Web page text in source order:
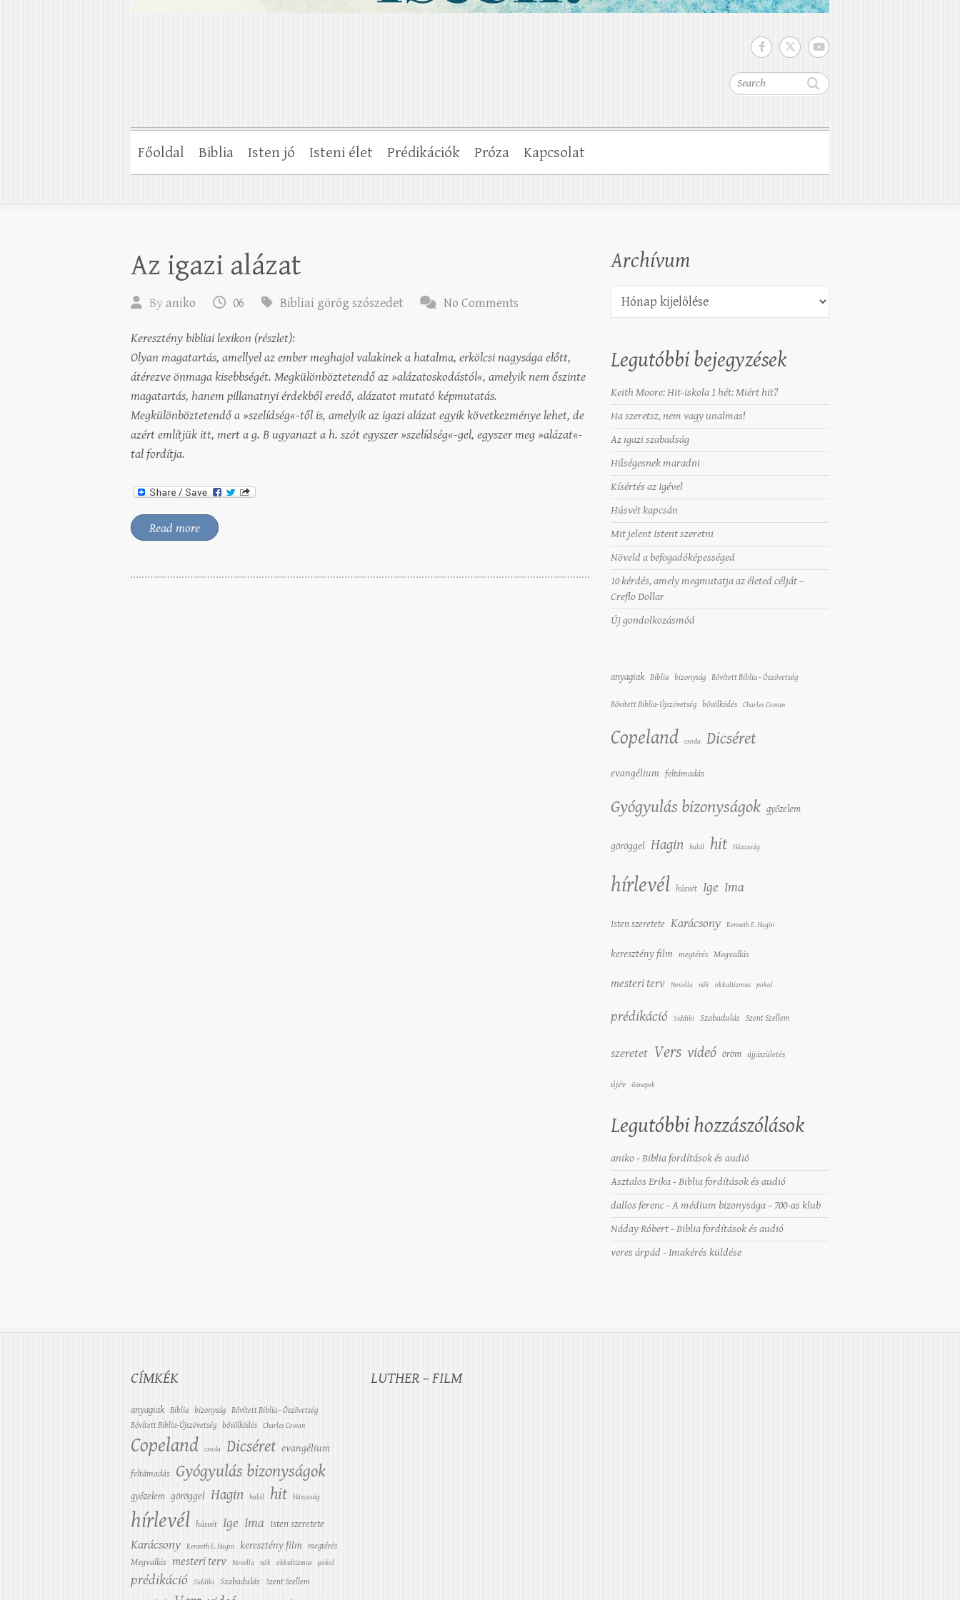
Search
Főoldal Biblia Isten jó Isteni élet Prédikációk Próza Kapcsolat
Az igazi alázat
By aniko 06 Bibliai görög szószedet No Comments
Keresztény bibliai lexikon (részlet):
Olyan magatartás, amellyel az ember meghajol valakinek a hatalma, erkölcsi nagysága előtt,
átérezve önmaga kisebbségét. Megkülönböztetendő az »alázatoskodástól«, amelyik nem őszinte
magatartás, hanem pillanatnyi érdekből eredő, alázatot mutató képmutatás.
Megkülönböztetendő a »szelídség«-től is, amelyik az igazi alázat egyik következménye lehet, de
azért említjük itt, mert a g. B ugyanazt a h. szót egyszer »szelídség«-gel, egyszer meg »alázat«-
tal fordítja.
Read more
Archívum
Archívum
Legutóbbi bejegyzések
Keith Moore: Hit-iskola 1 hét: Miért hit?
Ha szeretsz, nem vagy unalmas!
Az igazi szabadság
Hűségesnek maradni
Kísértés az Igével
Húsvét kapcsán
Mit jelent Istent szeretni
Növeld a befogadóképességed
10 kérdés, amely megmutatja az életed célját –
Creflo Dollar
Új gondolkozásmód
anyagiak Biblia bizonyság Bővített Biblia - Ószövetség
Bővített Biblia-Újszövetség bővölködés Charles Cowan
Copeland csoda Dicséret
evangélium feltámadás
Gyógyulás bizonyságok győzelem
göröggel Hagin halál hit Házasság
hírlevél húsvét Ige Ima
Isten szeretete Karácsony Kenneth E. Hagin
keresztény film megtérés Megvallás
mesteri terv Novella nők okkultizmus pokol
prédikáció Siddiki Szabadulás Szent Szellem
szeretet Vers videó öröm újjászületés
újév ünnepek
Legutóbbi hozzászólások
aniko-Biblia fordítások és audió
Asztalos Erika-Biblia fordítások és audió
dallos ferenc-A médium bizonysága – 700-as klub
Náday Róbert-Biblia fordítások és audió
veres árpád -Imakérés küldése
CÍMKÉK
anyagiak Biblia bizonyság Bővített Biblia - Ószövetség
Bővített Biblia-Újszövetség bővölködés Charles Cowan
Copeland csoda Dicséret evangélium
feltámadás Gyógyulás bizonyságok
győzelem göröggel Hagin halál hit Házasság
hírlevél húsvét Ige Ima Isten szeretete
Karácsony Kenneth E. Hagin keresztény film megtérés
Megvallás mesteri terv Novella nők okkultizmus pokol
prédikáció Siddiki Szabadulás Szent Szellem
LUTHER – FILM